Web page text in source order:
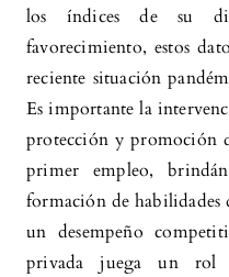
los índices de su
favorecimiento, estos
reciente situación
Es importante la
protección y promoción
primer empleo,
formación de habilidades
un desempeño
privada juega un rol